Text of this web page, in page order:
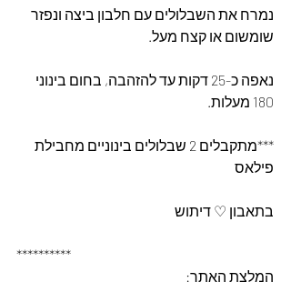
נמרח את השבלולים עם חלבון ביצה ונפזר
שומשום או קצח מעל.
נאפה כ-25 דקות עד להזהבה, בחום בינוני
180 מעלות.
***מתקבלים 2 שבלולים בינוניים מחבילת
פילאס
בתאבון ♡ דיתוש
**********
המלצת האתר: